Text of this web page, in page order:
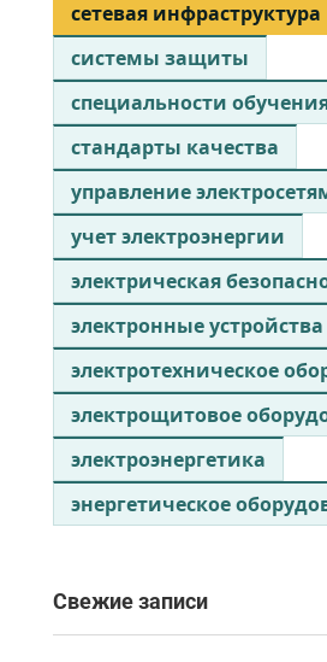
сетевая инфраструктура
системы защиты
специальности
стандарты качества
управление
учет электроэнергии
электрическая
электронные устройства
электротехническое
электрощитовое
электроэнергетика
энергетическое
Свежие записи